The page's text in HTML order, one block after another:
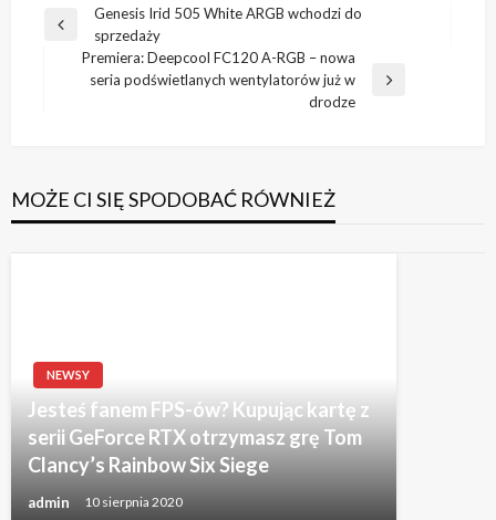
Nawigacja
wpisu
Poprzedni
Genesis Irid 505 White ARGB wchodzi do
sprzedaży
Następny
Premiera: Deepcool FC120 A-RGB – nowa
seria podświetlanych wentylatorów już w
drodze
MOŻE CI SIĘ SPODOBAĆ RÓWNIEŻ
NEWSY
Jesteś fanem FPS-ów? Kupując kartę z
serii GeForce RTX otrzymasz grę Tom
Clancy’s Rainbow Six Siege
admin 10 sierpnia 2020